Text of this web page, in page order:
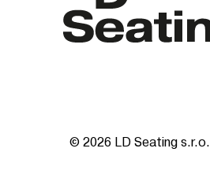
© 2026 LD Seating s.r.o.